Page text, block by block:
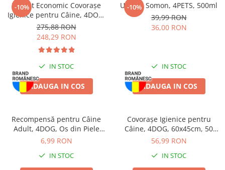
-10%
Pachet Economic Covorașe
Igienice pentru Câine, 4DOG,
60x90cm, 12x10 bucăți
275,88 RON
248,29 RON
IN STOC
ADAUGA IN COS
-10%
Ulei de Somon, 4PETS, 500ml
39,99 RON
36,00 RON
IN STOC
ADAUGA IN COS
Recompensă pentru Câine
Adult, 4DOG, Os din Piele
Presată, 15cm
6,99 RON
IN STOC
Covorașe Igienice pentru
Câine, 4DOG, 60x45cm, 50
bucăți
56,99 RON
IN STOC